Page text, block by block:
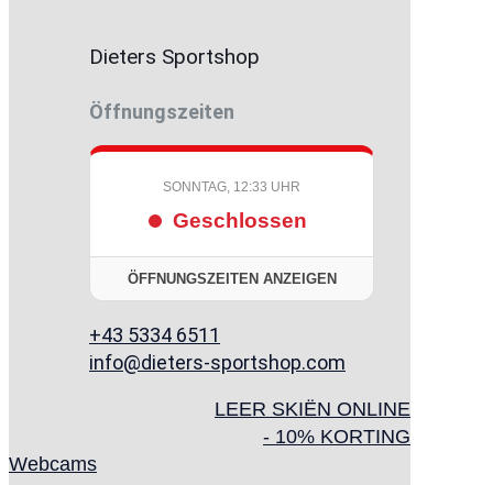
Dieters Sportshop
Öffnungszeiten
SONNTAG, 12:33 UHR
Geschlossen
ÖFFNUNGSZEITEN ANZEIGEN
+43 5334 6511
info@dieters-sportshop.com
LEER SKIËN ONLINE
- 10% KORTING
Webcams